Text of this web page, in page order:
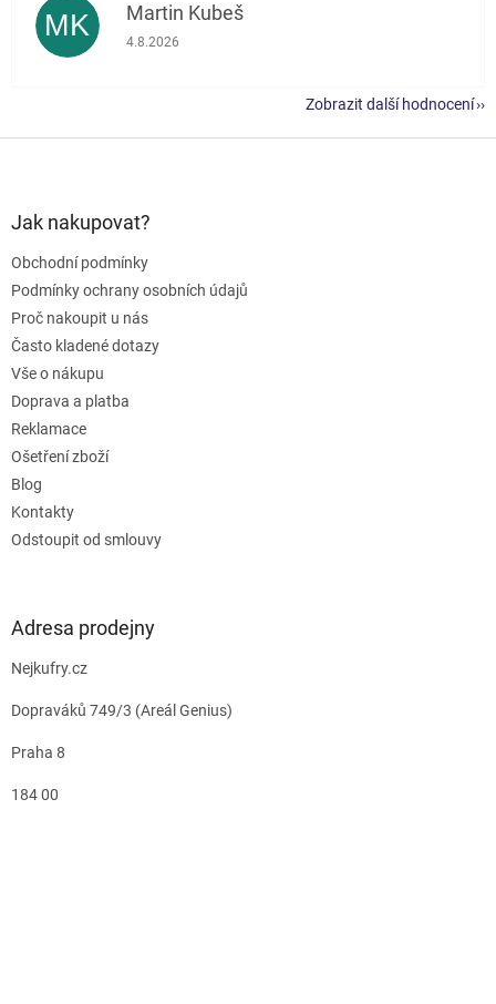
MK Martin Kubeš
Hodnocení obchodu je 5 z 5 hvězdiček.
4.8.2026
Zobrazit další hodnocení
Jak nakupovat?
Obchodní podmínky
Podmínky ochrany osobních údajů
Proč nakoupit u nás
Často kladené dotazy
Vše o nákupu
Doprava a platba
Reklamace
Ošetření zboží
Blog
Kontakty
Odstoupit od smlouvy
Adresa prodejny
Nejkufry.cz
Dopraváků 749/3 (Areál Genius)
Praha 8
184 00